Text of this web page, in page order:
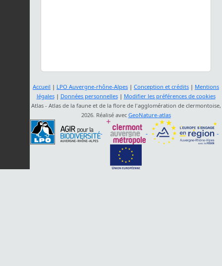
Accueil | LPO Auvergne-rhône-Alpes | Conception et crédits | Mentions
légales| Données personnelles| Modifier les préférences de cookies
Atlas - Atlas de la faune et de la flore de l'agglomération de clermontoise,
2026. Réalisé avec GeoNature-atlas